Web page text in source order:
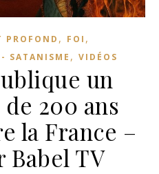
PROFOND , FOI ,
- SATANISME , VIDÉOS
un
200 ans
la France –
Babel TV